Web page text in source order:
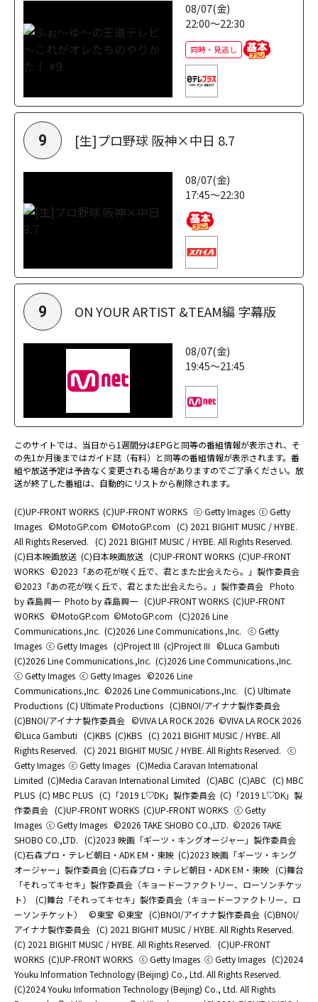
08/07(金)
22:00～22:30
同時・見逃し
9 [生]プロ野球 阪神×中日 8.7
08/07(金)
17:45～22:30
9 ON YOUR ARTIST &TEAM編 字幕版
08/07(金)
19:45～21:45
このサイトでは、当日から1週間分はEPGと同等の番組情報が表示され、そ
の先1か月後まではガイド誌（有料）と同等の番組情報が表示されます。番
組や放送予定は予告なく変更される場合がありますのでご了承ください。放
送が終了した番組は、自動的にリストから削除されます。
(C)UP-FRONT WORKS (C)UP-FRONT WORKS ⓒ Getty Images ⓒ Getty
Images ©MotoGP.com ©MotoGP.com (C) 2021 BIGHIT MUSIC / HYBE.
All Rights Reserved. (C) 2021 BIGHIT MUSIC / HYBE. All Rights Reserved.
(C)日本映画放送 (C)日本映画放送 (C)UP-FRONT WORKS (C)UP-FRONT
WORKS ©2023「あの花が咲く丘で、君とまた出会えたら。」製作委員会
©2023「あの花が咲く丘で、君とまた出会えたら。」製作委員会 Photo
by 森島興一 Photo by 森島興一 (C)UP-FRONT WORKS (C)UP-FRONT
WORKS ©MotoGP.com ©MotoGP.com (C)2026 Line
Communications.,Inc. (C)2026 Line Communications.,Inc. ⓒ Getty
Images ⓒ Getty Images (c)Project III (c)Project III ©Luca Gambuti
(C)2026 Line Communications.,Inc. (C)2026 Line Communications.,Inc.
ⓒ Getty Images ⓒ Getty Images ©2026 Line
Communications.,Inc. ©2026 Line Communications.,Inc. (C) Ultimate
Productions (C) Ultimate Productions (C)BNOI/アイナナ製作委員会
(C)BNOI/アイナナ製作委員会 ©️VIVA LA ROCK 2026 ©️VIVA LA ROCK 2026
©Luca Gambuti (C)KBS (C)KBS (C) 2021 BIGHIT MUSIC / HYBE. All
Rights Reserved. (C) 2021 BIGHIT MUSIC / HYBE. All Rights Reserved. ⓒ
Getty Images ⓒ Getty Images (C)Media Caravan International
Limited (C)Media Caravan International Limited (C)ABC (C)ABC (C) MBC
PLUS (C) MBC PLUS (C)「2019 L♡DK」製作委員会 (C)「2019 L♡DK」製
作委員会 (C)UP-FRONT WORKS (C)UP-FRONT WORKS ⓒ Getty
Images ⓒ Getty Images ©2026 TAKE SHOBO CO.,LTD. ©2026 TAKE
SHOBO CO.,LTD. (C)2023 映画「ギーツ・キングオージャー」製作委員会
(C)石森プロ・テレビ朝日・ADK EM・東映 (C)2023 映画「ギーツ・キング
オージャー」製作委員会 (C)石森プロ・テレビ朝日・ADK EM・東映 (C)舞台
「それってキセキ」製作委員会（キョードーファクトリー、ローソンチケッ
ト）
(C)舞台「それってキセキ」製作委員会（キョードーファクトリー、ロ
ーソンチケット）
©東宝 ©東宝 (C)BNOI/アイナナ製作委員会 (C)BNOI/
アイナナ製作委員会 (C) 2021 BIGHIT MUSIC / HYBE. All Rights Reserved.
(C) 2021 BIGHIT MUSIC / HYBE. All Rights Reserved. (C)UP-FRONT
WORKS (C)UP-FRONT WORKS ⓒ Getty Images ⓒ Getty Images (C)2024
Youku Information Technology (Beijing) Co., Ltd. All Rights Reserved.
(C)2024 Youku Information Technology (Beijing) Co., Ltd. All Rights